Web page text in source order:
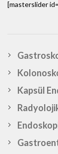
[masterslider
Kapsül